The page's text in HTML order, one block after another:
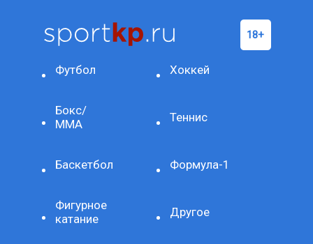
Футбол Хоккей
Бокс/
ММА
Теннис
Баскетбол Формула-1
Фигурное
катание
Другое